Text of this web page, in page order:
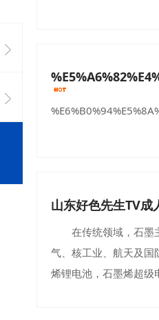
山东好色先生TV
在传统领域，石墨主
气、核工业、航天及国
烯锂电池，石墨烯超级